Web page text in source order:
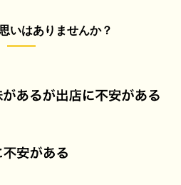
いはありませんか？